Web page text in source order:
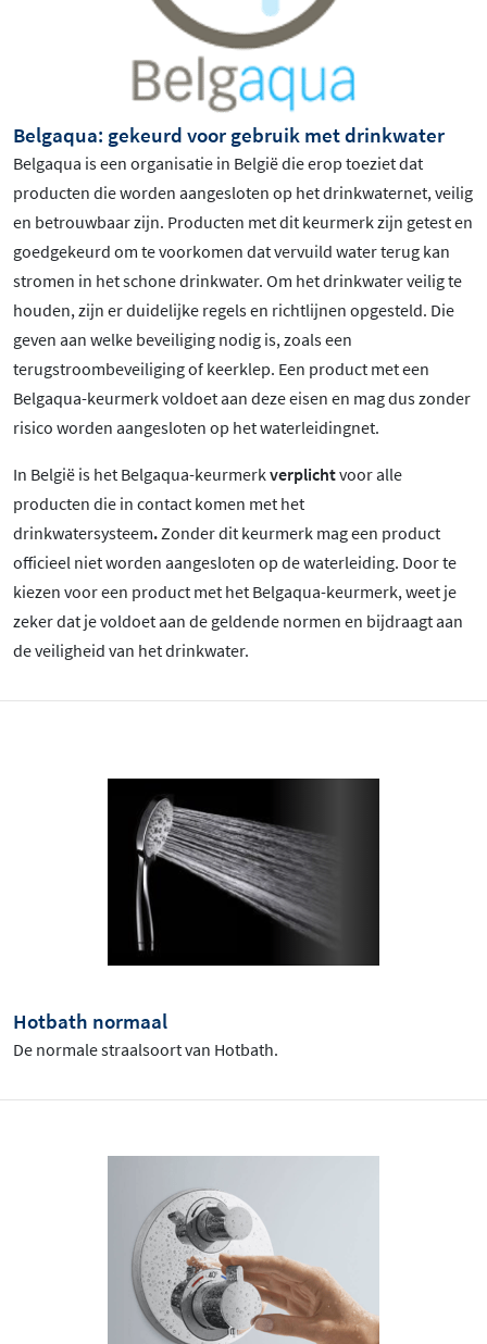
Belgaqua: gekeurd voor gebruik met drinkwater
Belgaqua is een organisatie in België die erop toeziet dat
producten die worden aangesloten op het drinkwaternet, veilig
en betrouwbaar zijn. Producten met dit keurmerk zijn getest en
goedgekeurd om te voorkomen dat vervuild water terug kan
stromen in het schone drinkwater. Om het drinkwater veilig te
houden, zijn er duidelijke regels en richtlijnen opgesteld. Die
geven aan welke beveiliging nodig is, zoals een
terugstroombeveiliging of keerklep. Een product met een
Belgaqua-keurmerk voldoet aan deze eisen en mag dus zonder
risico worden aangesloten op het waterleidingnet.
In België is het Belgaqua-keurmerkverplichtvoor alle
producten die in contact komen met het
drinkwatersysteem. Zonder dit keurmerk mag een product
officieel niet worden aangesloten op de waterleiding. Door te
kiezen voor een product met het Belgaqua-keurmerk, weet je
zeker dat je voldoet aan de geldende normen en bijdraagt aan
de veiligheid van het drinkwater.
Hotbath normaal
De normale straalsoort van Hotbath.